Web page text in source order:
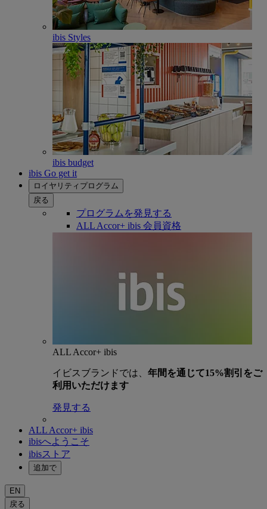
ibis Styles
ibis budget
ibis Go get it
ロイヤリティプログラム
戻る
プログラムを発見する
ALL Accor+ ibis 会員資格
ALL Accor+ ibis
イビスブランドでは、 年間を通じて15%割引をご
利用いただけます
発見する
ALL Accor+ ibis
ibisへようこそ
ibisストア
追加で
EN
戻る